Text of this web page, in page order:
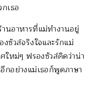
เธอ
นอาหารที่แม่ทำงานอยู่
ซัวส์จริงใจและรักแม่
ใหม่ๆ ฟรองซัวส์คิดว่าน่า
กอย่างแม่เธอก็พูดภาษา